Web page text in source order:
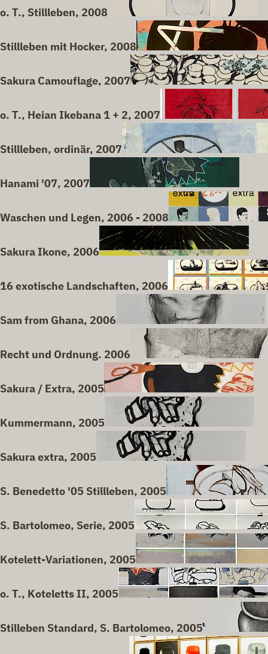
o. T., Stillleben, 2008
Stillleben mit Hocker, 2008
Sakura Camouflage, 2007
o. T., Heian Ikebana 1 + 2, 2007
Stillleben, ordinär, 2007
Hanami '07, 2007
Waschen und Legen, 2006 - 2008
Sakura Ikone, 2006
16 exotische Landschaften, 2006
Sam from Ghana, 2006
Recht und Ordnung. 2006
Sakura / Extra, 2005
Kummermann, 2005
Sakura extra, 2005
S. Benedetto '05 Stillleben, 2005
S. Bartolomeo, Serie, 2005
Kotelett-Variationen, 2005
o. T., Koteletts II, 2005
Stilleben Standard, S. Bartolomeo, 2005